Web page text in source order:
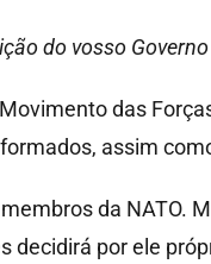
do vosso
das
assim
da NATO.
decidirá por ele